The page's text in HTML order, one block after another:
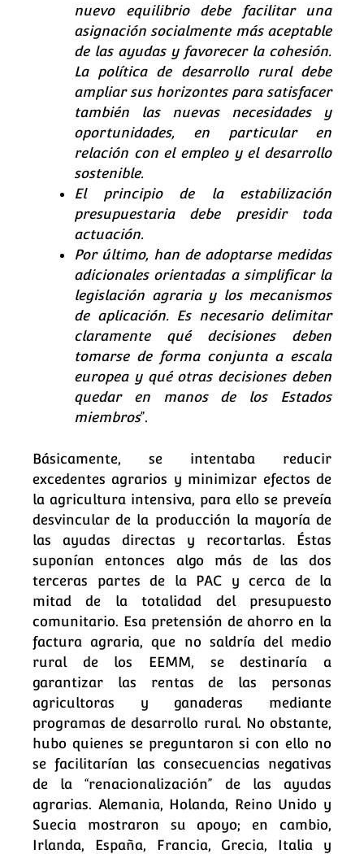
nuevo equilibrio debe facilitar una
asignación socialmente más aceptable
de las ayudas y favorecer la cohesión.
La política de desarrollo rural debe
ampliar sus horizontes para satisfacer
también las nuevas necesidades y
oportunidades, en particular en
relación con el empleo y el desarrollo
sostenible.
El principio de la estabilización
presupuestaria debe presidir toda
actuación.
Por último, han de adoptarse medidas
adicionales orientadas a simplificar la
legislación agraria y los mecanismos
de aplicación. Es necesario delimitar
claramente qué decisiones deben
tomarse de forma conjunta a escala
europea y qué otras decisiones deben
quedar en manos de los Estados
miembros”.
Básicamente, se intentaba reducir
excedentes agrarios y minimizar efectos de
la agricultura intensiva, para ello se preveía
desvincular de la producción la mayoría de
las ayudas directas y recortarlas. Éstas
suponían entonces algo más de las dos
terceras partes de la PAC y cerca de la
mitad de la totalidad del presupuesto
comunitario. Esa pretensión de ahorro en la
factura agraria, que no saldría del medio
rural de los EEMM, se destinaría a
garantizar las rentas de las personas
agricultoras y ganaderas mediante
programas de desarrollo rural. No obstante,
hubo quienes se preguntaron si con ello no
se facilitarían las consecuencias negativas
de la “renacionalización” de las ayudas
agrarias. Alemania, Holanda, Reino Unido y
Suecia mostraron su apoyo; en cambio,
Irlanda, España, Francia, Grecia, Italia y